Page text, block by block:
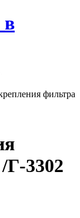
в
фильтра
Г-3302